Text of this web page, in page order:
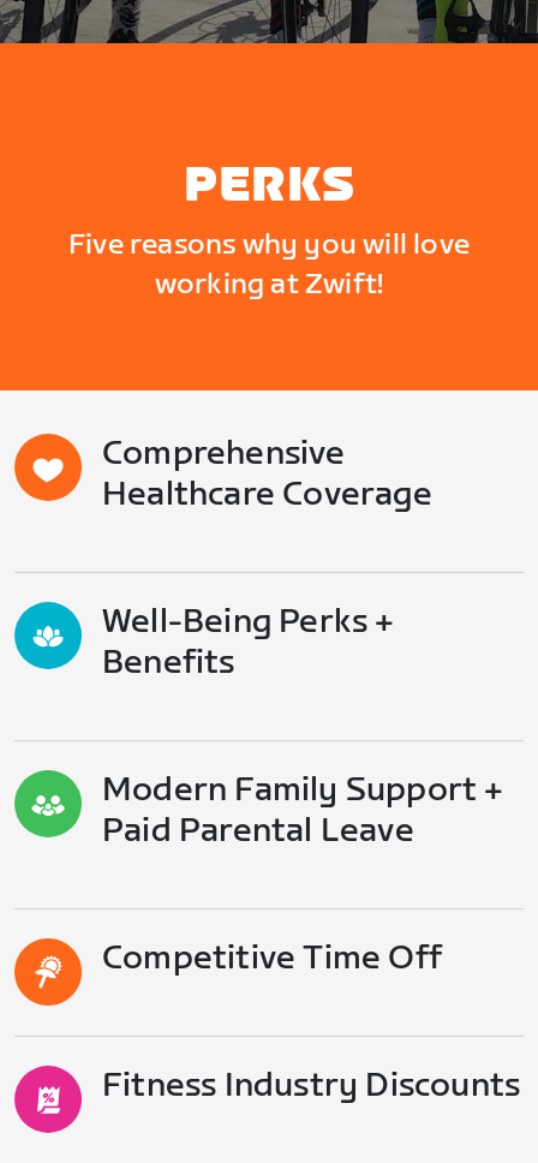
PERKS
Five reasons why you will love
working at Zwift!
Comprehensive
Healthcare Coverage
Well-Being Perks +
Benefits
Modern Family Support +
Paid Parental Leave
Competitive Time Off
Fitness Industry Discounts